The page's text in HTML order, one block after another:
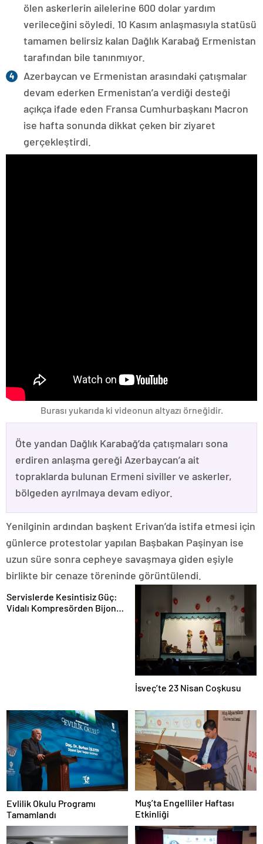
ölen askerlerin ailelerine 600 dolar yardım
verileceğini söyledi. 10 Kasım anlaşmasıyla statüsü
tamamen belirsiz kalan Dağlık Karabağ Ermenistan
tarafından bile tanınmıyor.
Azerbaycan ve Ermenistan arasındaki çatışmalar
devam ederken Ermenistan’a verdiği desteği
açıkça ifade eden Fransa Cumhurbaşkanı Macron
ise hafta sonunda dikkat çeken bir ziyaret
gerçekleştirdi.
Burası yukarıda ki videonun altyazı örneğidir.
Öte yandan Dağlık Karabağ’da çatışmaları sona
erdiren anlaşma gereği Azerbaycan’a ait
topraklarda bulunan Ermeni siviller ve askerler,
bölgeden ayrılmaya devam ediyor.
Yenilginin ardından başkent Erivan’da istifa etmesi için
günlerce protestolar yapılan Başbakan Paşinyan ise
uzun süre sonra cepheye savaşmaya giden eşiyle
birlikte bir cenaze töreninde görüntülendi.
Servislerde Kesintisiz Güç:
Vidalı Kompresörden Bijon
İsveç’te 23 Nisan Coşkusu
Evlilik Okulu Programı
Tamamlandı
Muş’ta Engelliler Haftası
Etkinliği